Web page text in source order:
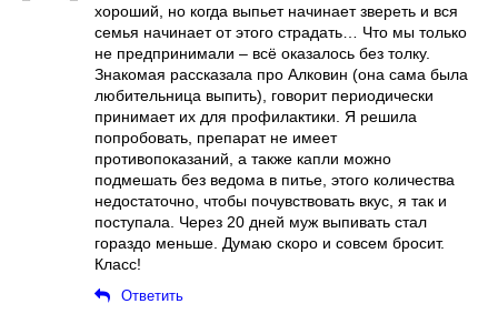
хороший, но когда выпьет начинает звереть и вся
семья начинает от этого страдать… Что мы только
не предпринимали – всё оказалось без толку.
Знакомая рассказала про Алковин (она сама была
любительница выпить), говорит периодически
принимает их для профилактики. Я решила
попробовать, препарат не имеет
противопоказаний, а также капли можно
подмешать без ведома в питье, этого количества
недостаточно, чтобы почувствовать вкус, я так и
поступала. Через 20 дней муж выпивать стал
гораздо меньше. Думаю скоро и совсем бросит.
Класс!
Ответить